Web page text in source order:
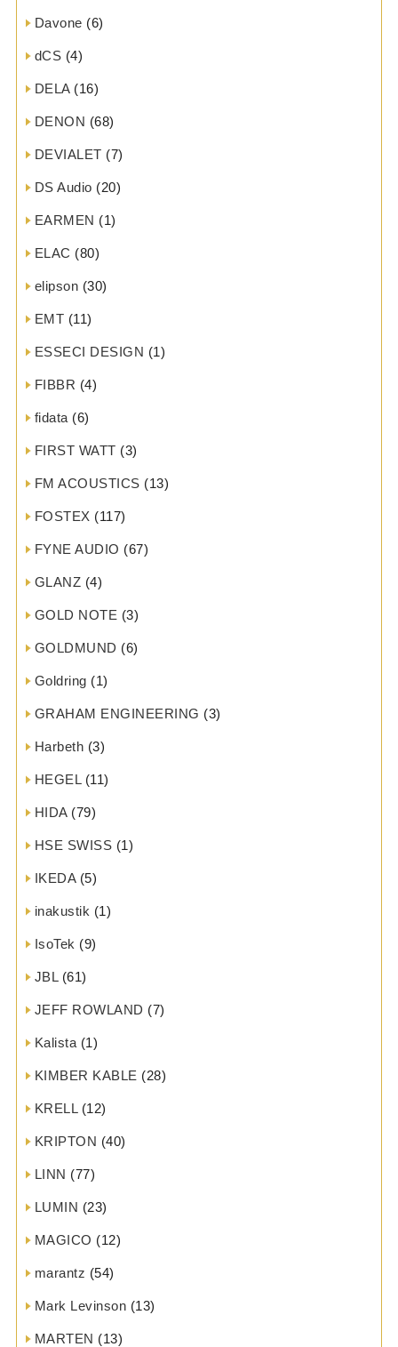
Davone (6)
dCS (4)
DELA(16)
DENON (68)
DEVIALET (7)
DS Audio (20)
EARMEN (1)
ELAC (80)
elipson (30)
EMT (11)
ESSECI DESIGN (1)
FIBBR (4)
fidata (6)
FIRST WATT (3)
FM ACOUSTICS (13)
FOSTEX (117)
FYNE AUDIO (67)
GLANZ (4)
GOLD NOTE (3)
GOLDMUND (6)
Goldring (1)
GRAHAM ENGINEERING (3)
Harbeth (3)
HEGEL(11)
HIDA(79)
HSE SWISS (1)
IKEDA(5)
inakustik (1)
IsoTek (9)
JBL(61)
JEFF ROWLAND (7)
Kalista (1)
KIMBER KABLE (28)
KRELL(12)
KRIPTON (40)
LINN (77)
LUMIN (23)
MAGICO (12)
marantz (54)
Mark Levinson (13)
MARTEN (13)